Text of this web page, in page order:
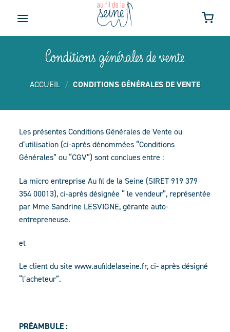
Conditions générales de vente
ACCUEIL / CONDITIONS GÉNÉRALES DE VENTE
Les présentes Conditions Générales de Vente ou
d’utilisation (ci-après dénommées “Conditions
Générales” ou “CGV”) sont conclues entre :
La micro entreprise Au fil de la Seine (SIRET 919 379
354 00013), ci-après désignée “ le vendeur”, représentée
par Mme Sandrine LESVIGNE, gérante auto-
entrepreneuse.
et
Le client du site www.aufildelaseine.fr, ci- après désigné
“l’acheteur”.
PRÉAMBULE :